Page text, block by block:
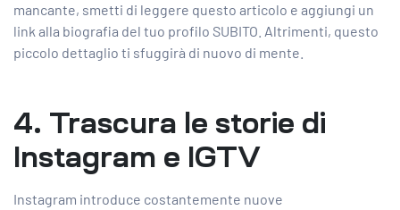
mancante, smetti di leggere questo articolo e aggiungi un
link alla biografia del tuo profilo SUBITO. Altrimenti, questo
piccolo dettaglio ti sfuggirà di nuovo di mente.
4. Trascura le storie di
Instagram e IGTV
Instagram introduce costantemente nuove